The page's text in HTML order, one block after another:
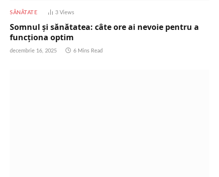
SĂNĂTATE 3Views
Somnul și sănătatea: câte ore ai nevoie pentru a
funcționa optim
decembrie 16, 2025 6 Mins Read